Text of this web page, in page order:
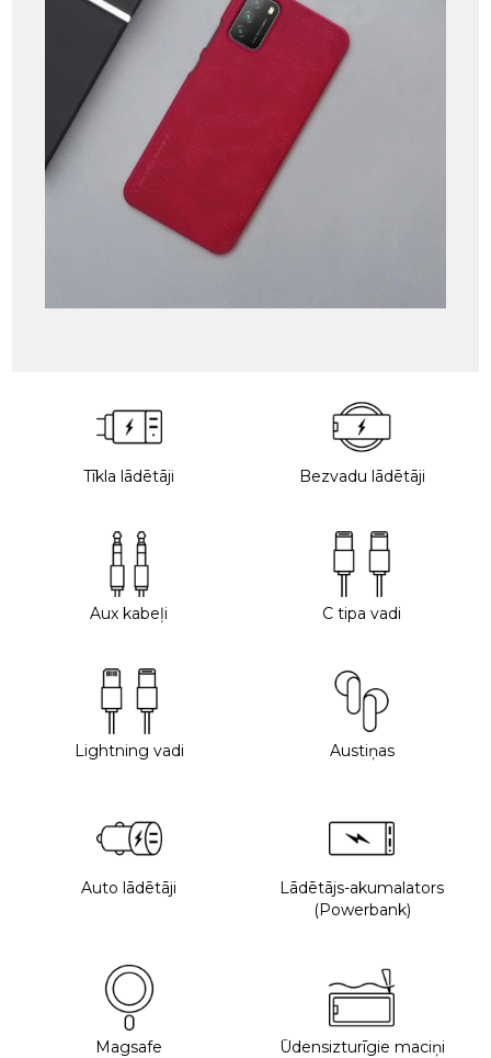
Tīkla lādētāji Bezvadu lādētāji
Aux kabeļi C tipa vadi
Lightning vadi Austiņas
Auto lādētāji
Lādētājs-akumalators
(Powerbank)
Magsafe Ūdensizturīgie maciņi